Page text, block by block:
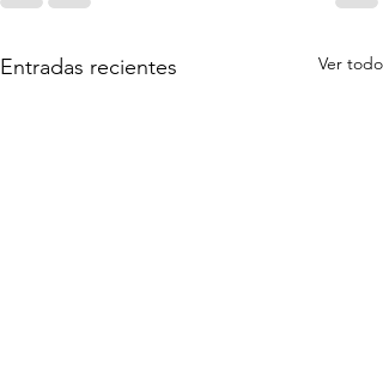
Entradas recientes Ver todo